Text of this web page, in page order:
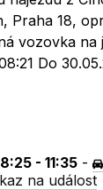
Praha 18,
vozovka na
Do
- 11:35 -
na událost